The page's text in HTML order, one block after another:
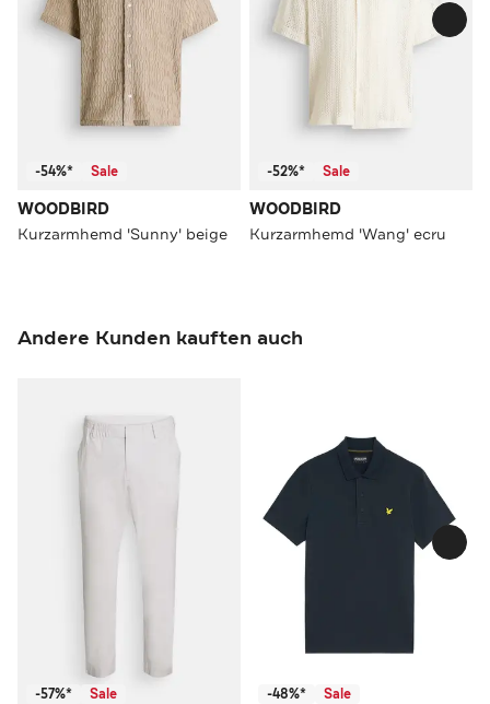
-54%* Sale
WOODBIRD
Kurzarmhemd 'Sunny' beige
-52%* Sale
WOODBIRD
Kurzarmhemd 'Wang' ecru
Andere Kunden kauften auch
-57%* Sale -48%* Sale